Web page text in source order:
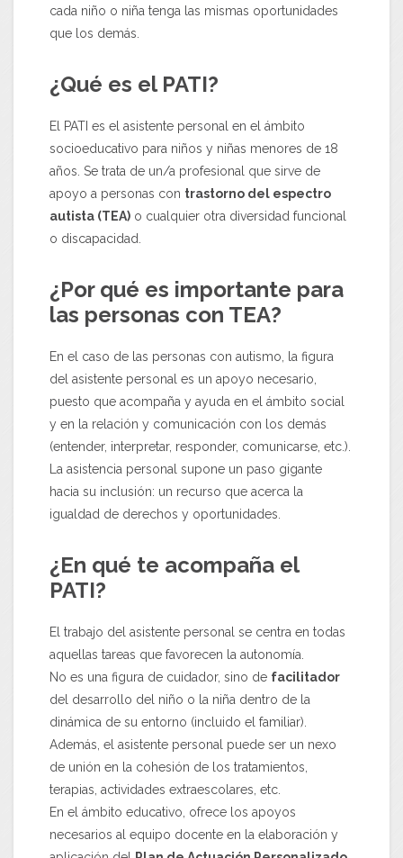
cada niño o niña tenga las mismas oportunidades
que los demás.
¿Qué es el PATI?
El PATI es el asistente personal en el ámbito
socioeducativo para niños y niñas menores de 18
años. Se trata de un/a profesional que sirve de
apoyo a personas con trastorno del espectro
autista (TEA) o cualquier otra diversidad funcional
o discapacidad.
¿Por qué es importante para
las personas con TEA?
En el caso de las personas con autismo, la figura
del asistente personal es un apoyo necesario,
puesto que acompaña y ayuda en el ámbito social
y en la relación y comunicación con los demás
(entender, interpretar, responder, comunicarse, etc.).
La asistencia personal supone un paso gigante
hacia su inclusión: un recurso que acerca la
igualdad de derechos y oportunidades.
¿En qué te acompaña el
PATI?
El trabajo del asistente personal se centra en todas
aquellas tareas que favorecen la autonomía.
No es una figura de cuidador, sino de facilitador
del desarrollo del niño o la niña dentro de la
dinámica de su entorno (incluido el familiar).
Además, el asistente personal puede ser un nexo
de unión en la cohesión de los tratamientos,
terapias, actividades extraescolares, etc.
En el ámbito educativo, ofrece los apoyos
necesarios al equipo docente en la elaboración y